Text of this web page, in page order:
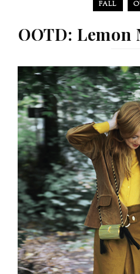
FALL
OOTD: Lemon